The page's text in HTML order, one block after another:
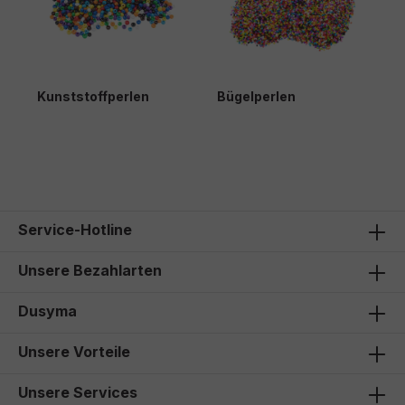
Kunststoffperlen Bügelperlen
Service-Hotline
Unsere Bezahlarten
Dusyma
Unsere Vorteile
Unsere Services